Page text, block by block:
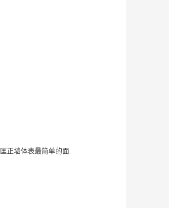
正墙体表最简单的面.